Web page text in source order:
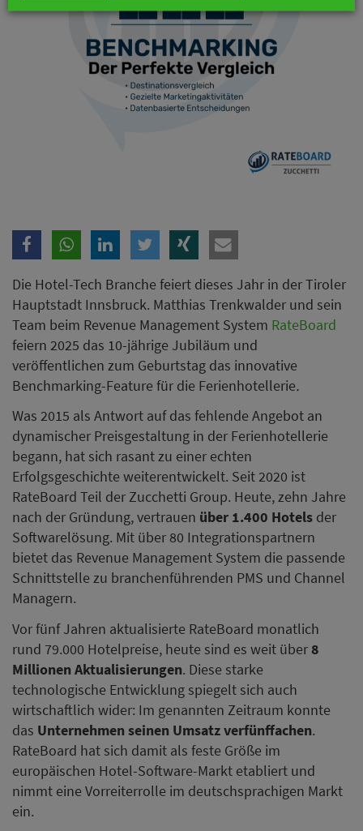
Die Hotel-Tech Branche feiert dieses Jahr in der Tiroler
Hauptstadt Innsbruck. Matthias Trenkwalder und sein
Team beim Revenue Management System RateBoard
feiern 2025 das 10-jährige Jubiläum und
veröffentlichen zum Geburtstag das innovative
Benchmarking-Feature für die Ferienhotellerie.
Was 2015 als Antwort auf das fehlende Angebot an
dynamischer Preisgestaltung in der Ferienhotellerie
begann, hat sich rasant zu einer echten
Erfolgsgeschichte weiterentwickelt. Seit 2020 ist
RateBoard Teil der Zucchetti Group. Heute, zehn Jahre
nach der Gründung, vertrauen über 1.400 Hotels der
Softwarelösung. Mit über 80 Integrationspartnern
bietet das Revenue Management System die passende
Schnittstelle zu branchenführenden PMS und Channel
Managern.
Vor fünf Jahren aktualisierte RateBoard monatlich
rund 79.000 Hotelpreise, heute sind es weit über 8
Millionen Aktualisierungen. Diese starke
technologische Entwicklung spiegelt sich auch
wirtschaftlich wider: Im genannten Zeitraum konnte
das Unternehmen seinen Umsatz verfünffachen.
RateBoard hat sich damit als feste Größe im
europäischen Hotel-Software-Markt etabliert und
nimmt eine Vorreiterrolle im deutschsprachigen Markt
ein.